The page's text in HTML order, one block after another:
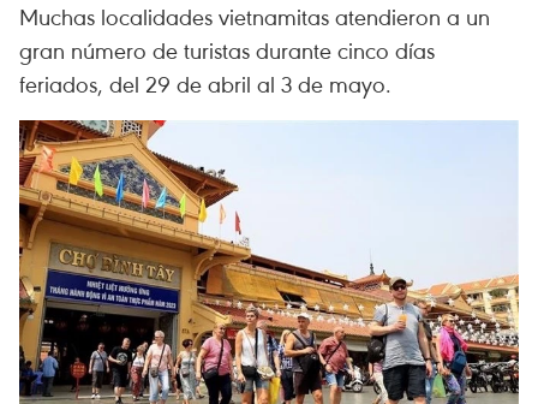
Muchas localidades vietnamitas atendieron a un
gran número de turistas durante cinco días
feriados, del 29 de abril al 3 de mayo.